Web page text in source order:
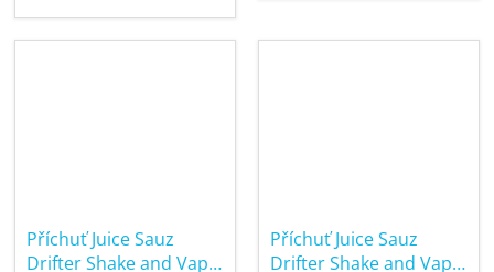
Příchuť Juice Sauz
Drifter Shake and Vape
Příchuť Juice Sauz
Drifter Shake and Vape